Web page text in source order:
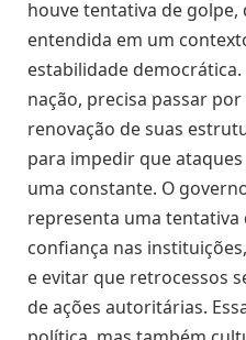
houve tentativa de golpe,
entendida em um
estabilidade
nação, precisa passar
renovação de suas
para impedir que
uma constante. O
representa uma tentativa
confiança nas
e evitar que retrocessos
de ações autoritárias.